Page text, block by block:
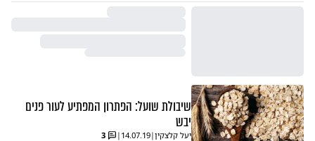
שיבולת שועל: הפתרון המפתיע לעור פנים
יבש
יעל קלצקין|
14.07.19
|
3